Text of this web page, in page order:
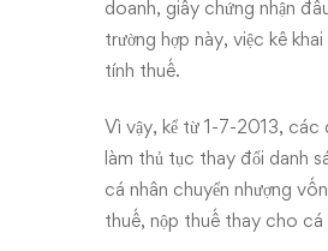
doanh, giấy chứng nhận
trường hợp này, việc kê
tính thuế.
Vì vậy, kể từ 1-7-2013,
làm thủ tục thay đổi danh
cá nhân chuyển nhượng
thuế, nộp thuế thay cho cá